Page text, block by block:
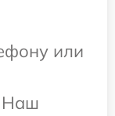
или
Наш